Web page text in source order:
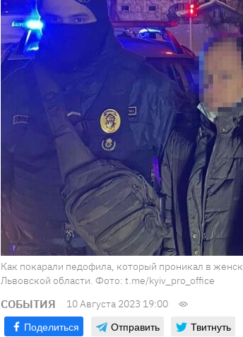
Как покарали педофила, который проникал в
Львовской области. Фото: t.me/kyiv_pro_office
СОБЫТИЯ 10 Августа 2023 19:00
Поделиться Отправить Твитнуть